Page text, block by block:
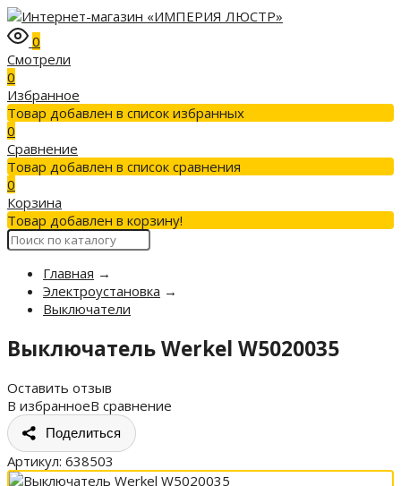
0
Смотрели
0
Избранное
Товар добавлен в список избранных
0
Сравнение
Товар добавлен в список сравнения
0
Корзина
Товар добавлен в корзину!
Главная →
Электроустановка →
Выключатели
Выключатель Werkel W5020035
Оставить отзыв
В избранноеВ сравнение
Поделиться
Артикул: 638503